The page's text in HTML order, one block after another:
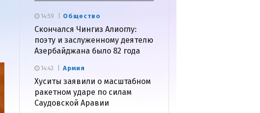
Общество
Скончался Чингиз Алиоглу:
поэту и заслуженному деятелю
Азербайджана было 82 года
14:59
Армия
Хуситы заявили о масштабном
ракетном ударе по силам
Саудовской Аравии
14:43